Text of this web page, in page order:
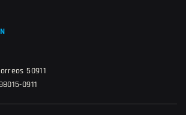
50911
0911